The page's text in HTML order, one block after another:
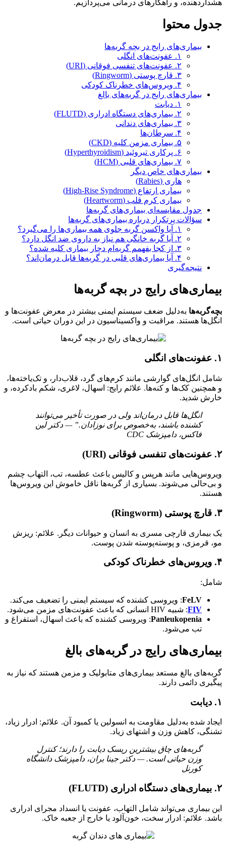
هشداردهنده، و راهکارهای درمانی می‌پردازیم.
جدول محتوا
بیماری‌های رایج در بچه‌ گربه‌ها
۱. عفونت‌های انگلی
۲. عفونت‌های تنفسی فوقانی (URI)
۳. قارچ پوستی (Ringworm)
۴. ویروس‌های خطرناک کودکی
بیماری‌های رایج در گربه‌های بالغ
۱. دیابت
۲. بیماری‌های دستگاه ادراری (FLUTD)
۳. بیماری‌های دندانی
۴. سرطان‌ها
۵. بیماری مزمن کلیه (CKD)
۶. پرکاری تیروئید (Hyperthyroidism)
۷. بیماری‌های قلبی (HCM)
بیماری‌های خاص دیگر
هاری (Rabies)
بیماری ارتفاع (High-Rise Syndrome)
بیماری کرم قلب (Heartworm)
جدول مقایسه‌ای بیماری‌های گربه‌ها
سؤالات پرتکرار درباره بیماری‌های گربه‌ها
۱. آیا واکسن گربه جلوی همه بیماری‌ها را می‌گیرد؟
۲. آیا گربه خانگی هم نیاز به داروی ضد انگل دارد؟
۳. از کجا بفهمم گربه‌ام دچار بیماری کلیه شده؟
۴. آیا بیماری‌های قلبی در گربه‌ها قابل درمان‌اند؟
نتیجه‌گیری
بیماری‌های رایج در بچه‌ گربه‌ها
بچه‌گربه‌ها به‌دلیل ضعف سیستم ایمنی بیشتر در معرض عفونت‌ها و
انگل‌ها هستند. مراقبت و واکسیناسیون در این دوران حیاتی است.
۱. عفونت‌های انگلی
شامل انگل‌های گوارشی مانند کرم‌های گرد، قلاب‌دار، و تک‌یاخته‌ها،
و همچنین کک‌ها و کنه‌ها. علائم رایج: اسهال، لاغری، شکم بادکرده، و
خارش شدید.
انگل‌ها قابل درمان‌اند ولی در صورت تأخیر می‌توانند
کشنده باشند، به‌خصوص برای نوزادان.” — دکتر لین
فاکس، دامپزشک CDC
۲. عفونت‌های تنفسی فوقانی (URI)
ویروس‌هایی مانند هرپس و کالیس باعث عطسه، تب، التهاب چشم
و بی‌حالی می‌شوند. بسیاری از گربه‌ها ناقل خاموش این ویروس‌ها
هستند.
۳. قارچ پوستی (Ringworm)
یک بیماری قارچی مسری به انسان و حیوانات دیگر. علائم: ریزش
مو، قرمزی، و پوسته‌پوسته شدن پوست.
۴. ویروس‌های خطرناک کودکی
شامل:
FeLV: ویروسی کشنده که سیستم ایمنی را تضعیف می‌کند.
FIV: شبیه HIV انسانی که باعث عفونت‌های مزمن می‌شود.
Panleukopenia: ویروسی کشنده که باعث اسهال، استفراغ و
تب می‌شود.
بیماری‌های رایج در گربه‌های بالغ
گربه‌های بالغ مستعد بیماری‌های متابولیک و مزمن هستند که نیاز به
پیگیری دائمی دارند.
۱. دیابت
ایجاد شده به‌دلیل مقاومت به انسولین یا کمبود آن. علائم: ادرار زیاد،
تشنگی، کاهش وزن و اشتهای زیاد.
گربه‌های چاق بیشترین ریسک دیابت را دارند؛ کنترل
وزن حیاتی است. — دکتر جینا بران، دامپزشک دانشگاه
کورنل
۲. بیماری‌های دستگاه ادراری (FLUTD)
این بیماری می‌تواند شامل التهاب، عفونت یا انسداد مجرای ادراری
باشد. علائم: ادرار سخت، خون‌آلود یا خارج از جعبه خاک.